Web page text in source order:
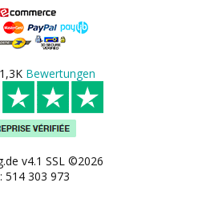
Bewertungen
v4.1 SSL ©2026
514 303 973